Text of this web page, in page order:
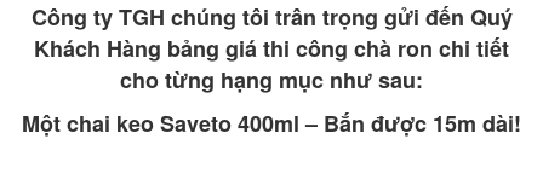
Công ty TGH chúng tôi trân trọng gửi đến Quý
Khách Hàng bảng giá thi công chà ron chi tiết
cho từng hạng mục như sau:
Một chai keo Saveto 400ml – Bắn được 15m dài!